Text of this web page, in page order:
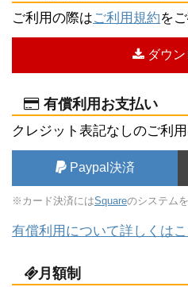
ご利用の際はご利用規約を
ダウン
有償利用お支払い
クレジット表記なしのご利
Paypal決済
※カード決済にはSquareのシステム
有償利用について詳しくは
月額制